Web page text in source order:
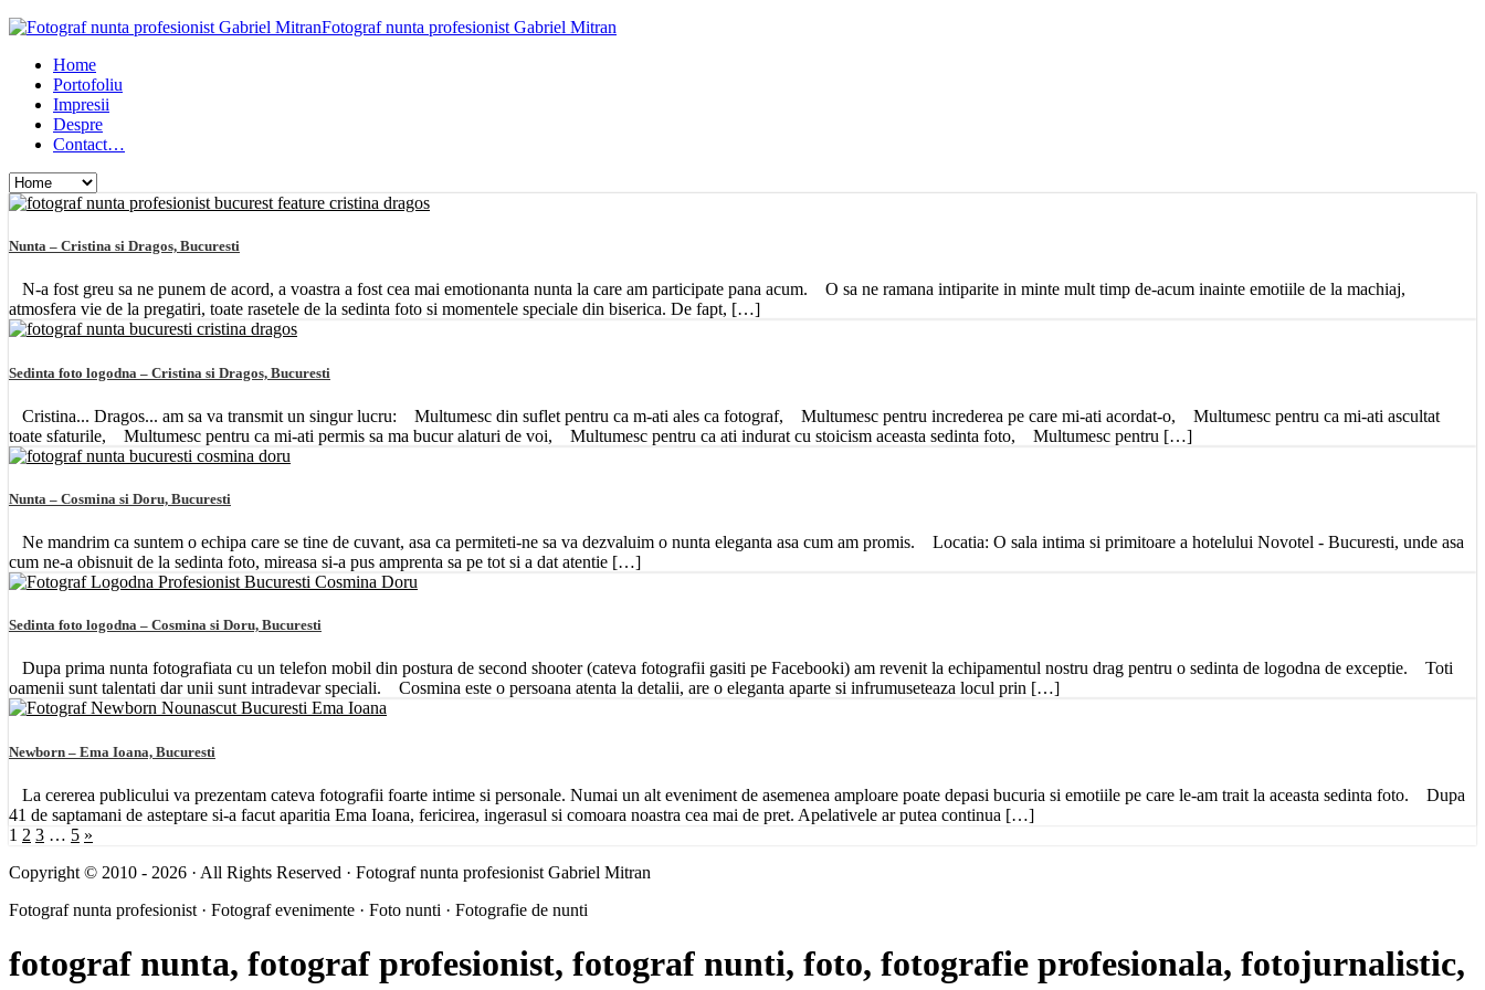
Fotograf nunta profesionist Gabriel Mitran
Home
Portofoliu
Impresii
Despre
Contact…
Nunta – Cristina si Dragos, Bucuresti
N-a fost greu sa ne punem de acord, a voastra a fost cea mai emotionanta nunta la care am participate pana acum. O sa ne ramana intiparite in minte mult timp de-acum inainte emotiile de la machiaj,
atmosfera vie de la pregatiri, toate rasetele de la sedinta foto si momentele speciale din biserica. De fapt, […]
Sedinta foto logodna – Cristina si Dragos, Bucuresti
Cristina... Dragos... am sa va transmit un singur lucru: Multumesc din suflet pentru ca m-ati ales ca fotograf, Multumesc pentru increderea pe care mi-ati acordat-o, Multumesc pentru ca mi-ati ascultat
toate sfaturile, Multumesc pentru ca mi-ati permis sa ma bucur alaturi de voi, Multumesc pentru ca ati indurat cu stoicism aceasta sedinta foto, Multumesc pentru […]
Nunta – Cosmina si Doru, Bucuresti
Ne mandrim ca suntem o echipa care se tine de cuvant, asa ca permiteti-ne sa va dezvaluim o nunta eleganta asa cum am promis. Locatia: O sala intima si primitoare a hotelului Novotel - Bucuresti, unde asa
cum ne-a obisnuit de la sedinta foto, mireasa si-a pus amprenta sa pe tot si a dat atentie […]
Sedinta foto logodna – Cosmina si Doru, Bucuresti
Dupa prima nunta fotografiata cu un telefon mobil din postura de second shooter (cateva fotografii gasiti pe Facebooki) am revenit la echipamentul nostru drag pentru o sedinta de logodna de exceptie. Toti
oamenii sunt talentati dar unii sunt intradevar speciali. Cosmina este o persoana atenta la detalii, are o eleganta aparte si infrumuseteaza locul prin […]
Newborn – Ema Ioana, Bucuresti
La cererea publicului va prezentam cateva fotografii foarte intime si personale. Numai un alt eveniment de asemenea amploare poate depasi bucuria si emotiile pe care le-am trait la aceasta sedinta foto. Dupa
41 de saptamani de asteptare si-a facut aparitia Ema Ioana, fericirea, ingerasul si comoara noastra cea mai de pret. Apelativele ar putea continua […]
1 2 3 … 5 »
Copyright © 2010 - 2026 · All Rights Reserved · Fotograf nunta profesionist Gabriel Mitran
Fotograf nunta profesionist · Fotograf evenimente · Foto nunti · Fotografie de nunti
fotograf nunta, fotograf profesionist, fotograf nunti, foto, fotografie profesionala, fotojurnalistic,